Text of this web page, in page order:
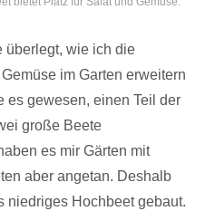
überlegt, wie ich die
im Garten erweitern
es gewesen, einen Teil der
große Beete
es mir Gärten mit
aber angetan. Deshalb
niedriges Hochbeet gebaut.